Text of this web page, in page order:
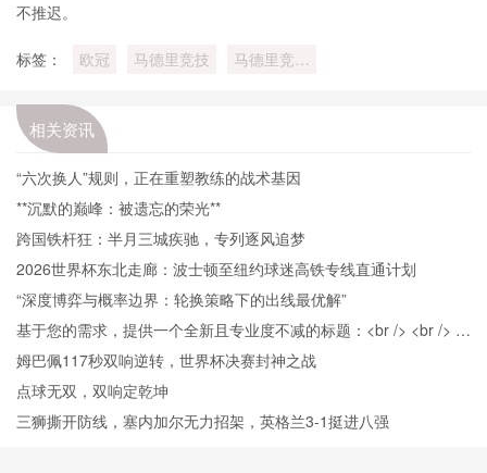
不推迟。
标签： 欧冠 马德里竞技
马德里竞技
相关资讯
“六次换人”规则，正在重塑教练的战术基因
**沉默的巅峰：被遗忘的荣光**
跨国铁杆狂：半月三城疾驰，专列逐风追梦
2026世界杯东北走廊：波士顿至纽约球迷高铁专线直通计划
“深度博弈与概率边界：轮换策略下的出线最优解”
基于您的需求，提供一个全新且专业度不减的标题：<br /> <br /> **
面向极端热应激的2026世界杯场馆：智能水冷网络的自适应调控与
动态补给策略研究**
姆巴佩117秒双响逆转，世界杯决赛封神之战
点球无双，双响定乾坤
三狮撕开防线，塞内加尔无力招架，英格兰3-1挺进八强